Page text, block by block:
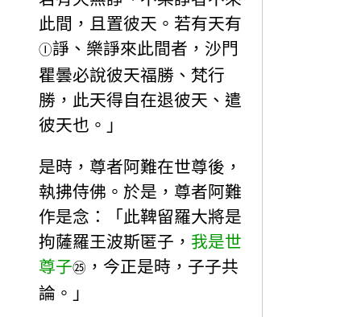
此間，且置彼天。若有天有
Ⓘ諍、樂諍來此間者，沙門
瞿曇必說彼天福勝、梵行
勝，此天得自在退彼天、遣
彼天也。」
是時，尊者阿難在世尊後，
執拂侍佛。於是，尊者阿難
作是念：「此鞞留羅大將是
拘薩羅王波斯匿子， 我是世
尊子㉕ ，今正是時，子子共
論。」